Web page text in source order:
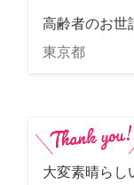
高齢者のお世
東京都
大変素晴らし